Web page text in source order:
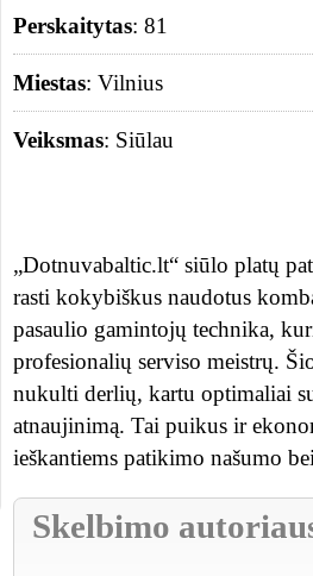
Perskaitytas: 81
Miestas: Vilnius
Veiksmas: Siūlau
„Dotnuvabaltic.lt“ siūlo platų
rasti kokybiškus naudotus
pasaulio gamintojų technika,
profesionalių serviso meistrų.
nukulti derlių, kartu optimaliai
atnaujinimą. Tai puikus ir
ieškantiems patikimo našumo
Skelbimo